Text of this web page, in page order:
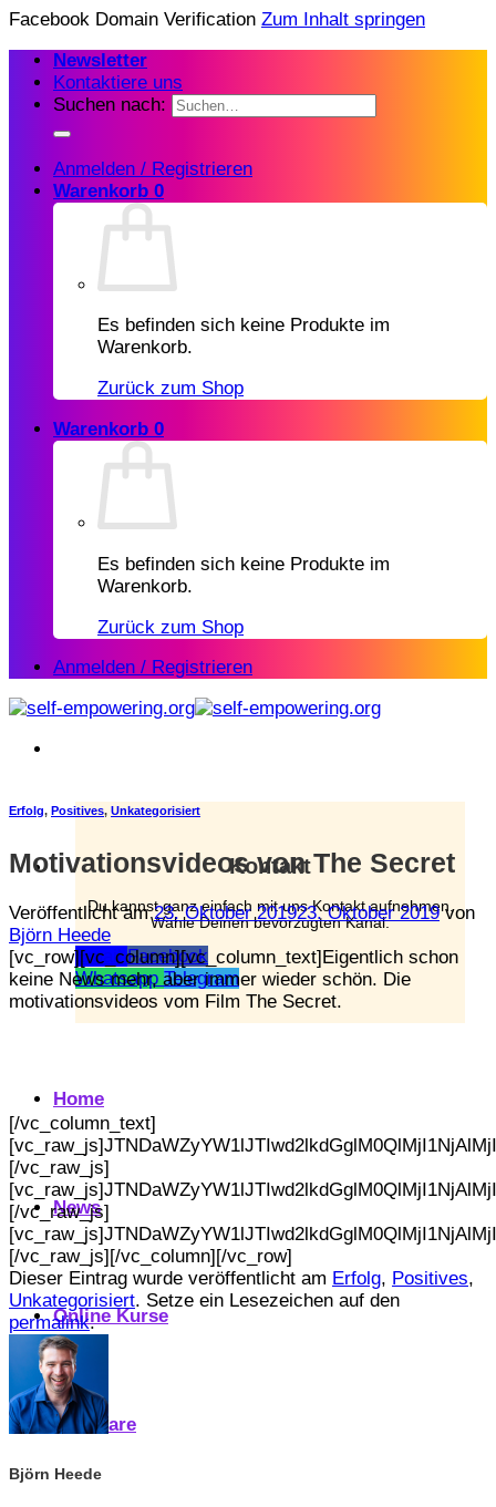
Facebook Domain Verification Zum Inhalt springen
Newsletter
Kontaktiere uns
Suchen nach:
Anmelden / Registrieren
Warenkorb 0
Es befinden sich keine Produkte im
Warenkorb.
Zurück zum Shop
Warenkorb 0
Es befinden sich keine Produkte im
Warenkorb.
Zurück zum Shop
Anmelden / Registrieren
Kontakt
Du kannst ganz einfach mit uns Kontakt aufnehmen.
Wähle Deinen bevorzugten Kanal:
Email Facebook
Whatsapp Telegram
Home
News
Online Kurse
Seminare
Erfolg, Positives, Unkategorisiert
Motivationsvideos von The Secret
Veröffentlicht am23. Oktober 201923. Oktober 2019 von
Björn Heede
[vc_row][vc_column][vc_column_text]Eigentlich schon
keine News mehr, aber immer wieder schön. Die
motivationsvideos vom Film The Secret.
[/vc_column_text]
[/vc_raw_js]
[/vc_raw_js]
[/vc_raw_js][/vc_column][/vc_row]
Dieser Eintrag wurde veröffentlicht am Erfolg, Positives,
Unkategorisiert. Setze ein Lesezeichen auf den
permalink.
Björn Heede